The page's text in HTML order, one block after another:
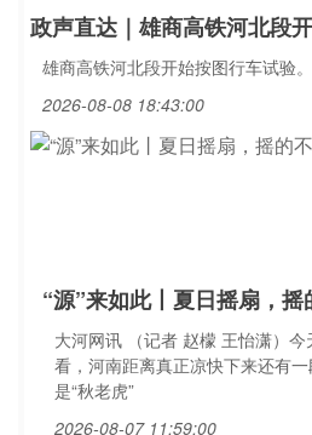
政声直达｜雄商高铁河北段
雄商高铁河北段开始按图行车试验。
2026-08-08 18:43:00
“源”来如此丨夏日摇扇，
大河网讯 （记者 赵檬 王怡潇）
看，河南距离真正凉快下来还有
是“秋老虎”
2026-08-07 11:59:00